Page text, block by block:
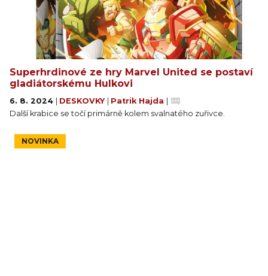
Superhrdinové ze hry Marvel United se postaví
gladiátorskému Hulkovi
6. 8. 2024 DESKOVKY Patrik Hajda
Další krabice se točí primárně kolem svalnatého zuřivce.
NOVINKA